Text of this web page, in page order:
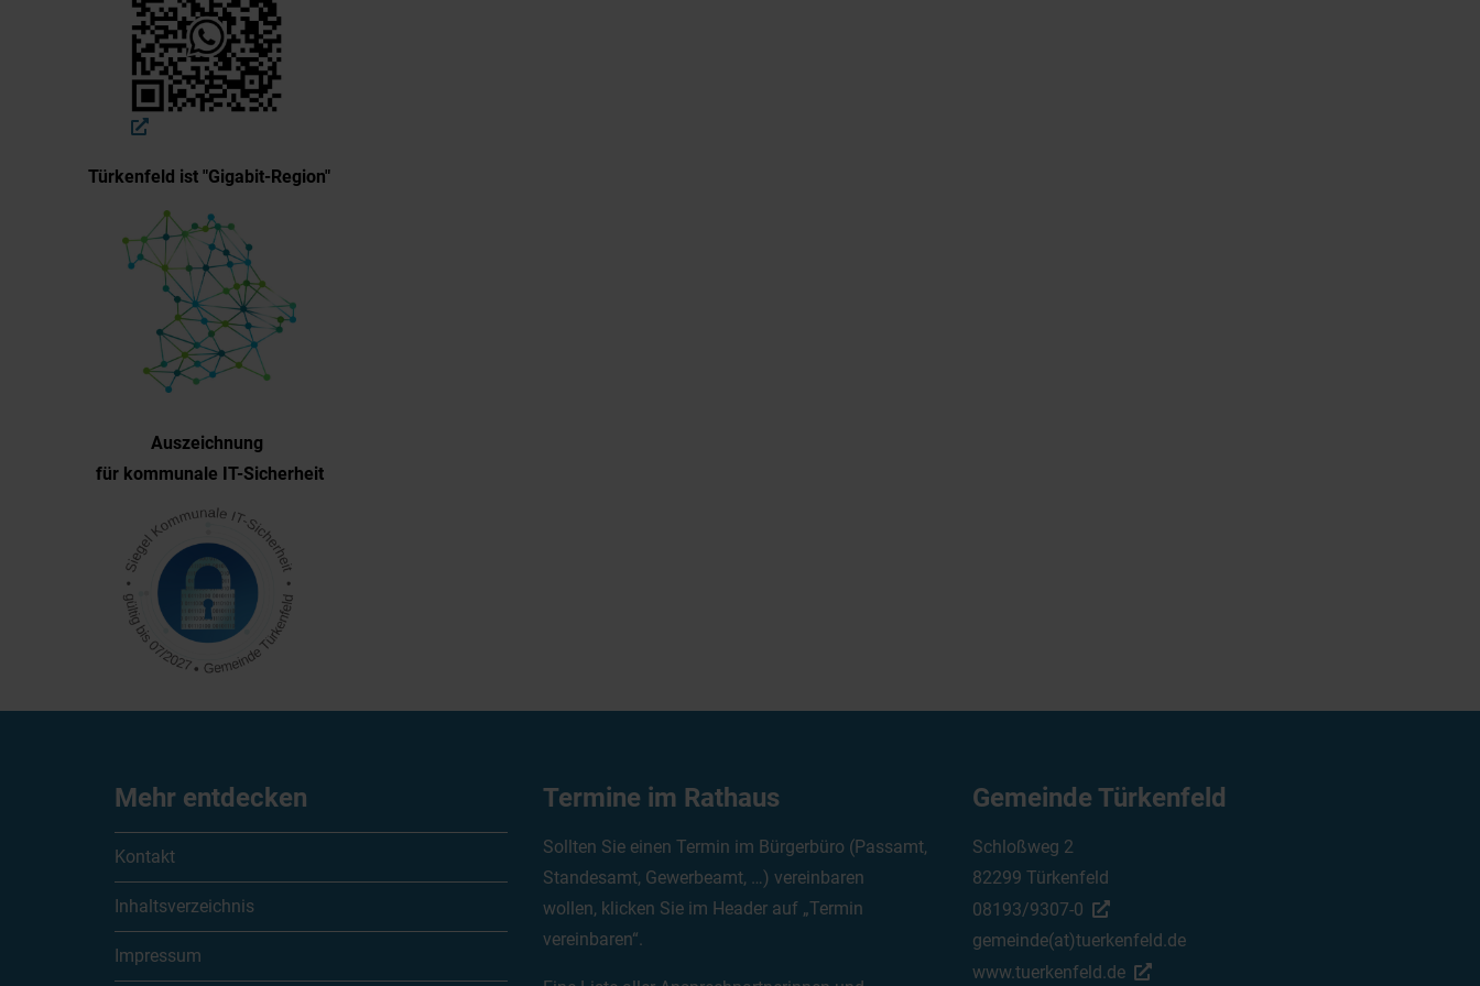
Türkenfeld ist "Gigabit-Region"
Auszeichnung
für kommunale IT-Sicherheit
Mehr entdecken
Kontakt
Inhaltsverzeichnis
Impressum
Termine im Rathaus
Sollten Sie einen Termin im Bürgerbüro (Passamt,
Standesamt, Gewerbeamt, …) vereinbaren
wollen, klicken Sie im Header auf „Termin
vereinbaren“.
Gemeinde Türkenfeld
Schloßweg 2
82299 Türkenfeld
08193/9307-0
gemeinde(at)tuerkenfeld.de
www.tuerkenfeld.de